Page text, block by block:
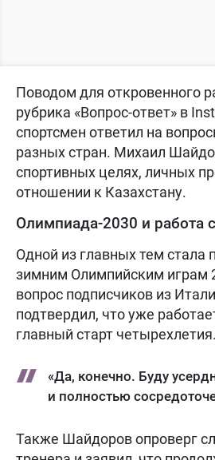
Поводом для откровенного
рубрика «Вопрос-ответ» в
спортсмен ответил на
разных стран. Михаил
спортивных целях, личных
отношении к Казахстану.
Олимпиада-2030 и работа
Одной из главных тем стала
зимним Олимпийским играм
вопрос подписчиков из
подтвердил, что уже
главный старт четырехлетия.
«Да, конечно. Буду
и полностью
Также Шайдоров опроверг